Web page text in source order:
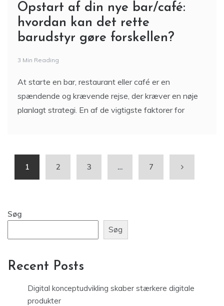
Opstart af din nye bar/café:
hvordan kan det rette
barudstyr gøre forskellen?
3 Min Reading
At starte en bar, restaurant eller café er en
spændende og krævende rejse, der kræver en nøje
planlagt strategi. En af de vigtigste faktorer for
1 2 3 … 7
Søg
Søg
Recent Posts
Digital konceptudvikling skaber stærkere digitale
produkter